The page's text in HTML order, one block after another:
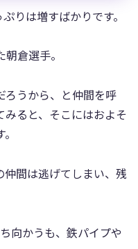
りは増すばかりです。
倉選手。
ろうから、と仲間を呼
ると、そこにはおよそ
間は逃げてしまい、残
向かうも、鉄パイプや